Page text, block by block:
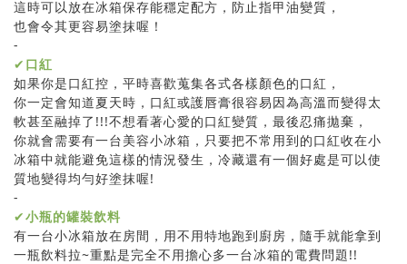
這時可以放在冰箱保存能穩定配方，防止指甲油變質，
也會令其更容易塗抹喔！
-
✔ 口紅
如果你是口紅控，平時喜歡蒐集各式各樣顏色的口紅，
你一定會知道夏天時，口紅或護唇膏很容易因為高溫而變得太
軟甚至融掉了!!!不想看著心愛的口紅變質，最後忍痛拋棄，
你就會需要有一台美容小冰箱，只要把不常用到的口紅收在小
冰箱中就能避免這樣的情況發生，冷藏還有一個好處是可以使
質地變得均勻好塗抹喔!
-
✔小瓶的罐裝飲料
有一台小冰箱放在房間，用不用特地跑到廚房，隨手就能拿到
一瓶飲料拉~重點是完全不用擔心多一台冰箱的電費問題!!